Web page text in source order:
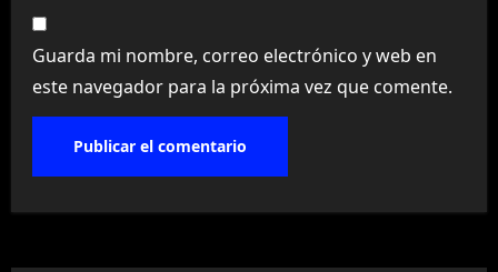
Guarda mi nombre, correo electrónico y web en
este navegador para la próxima vez que comente.